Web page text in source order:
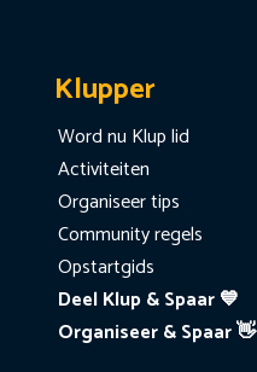
Klupper
Word nu Klup lid
Activiteiten
Organiseer tips
Community regels
Opstartgids
Deel Klup & Spaar 💙
Organiseer & Spaar 👋